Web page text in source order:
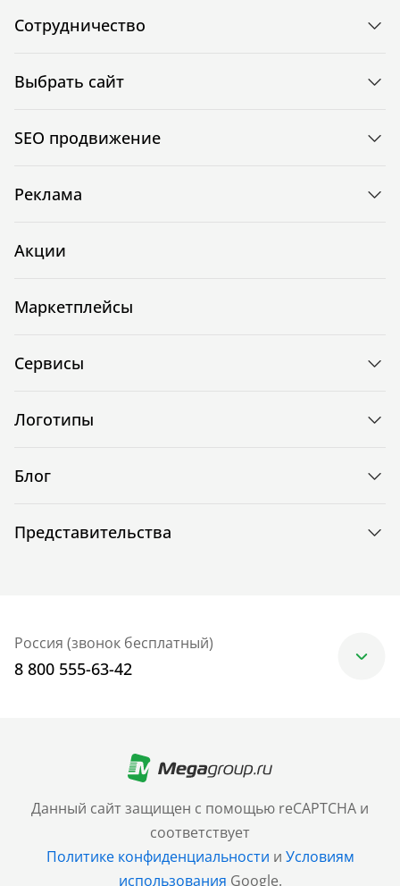
Данный сайт защищен с помощью reCAPTCHA и
соответствует
Политике конфиденциальности и Условиям
использования Google.
Сотрудничество
Выбрать сайт
SEO продвижение
Реклама
Акции
Маркетплейсы
Сервисы
Логотипы
Блог
Представительства
Россия (звонок бесплатный)
8 800 555-63-42
+7 (499) 705-30-10
Санкт-Петербург
+7 (812) 600-77-33
Барнаул